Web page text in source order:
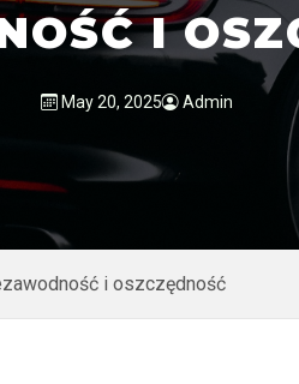
I
May 20, 2025 Admin
i oszczędność